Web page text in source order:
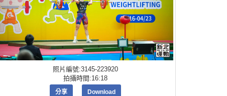
照片編號:3145-223920
拍攝時間:16:18
分享 Download